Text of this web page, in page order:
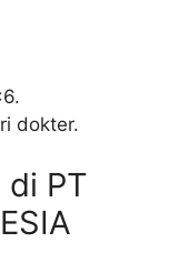
dokter.
di PT